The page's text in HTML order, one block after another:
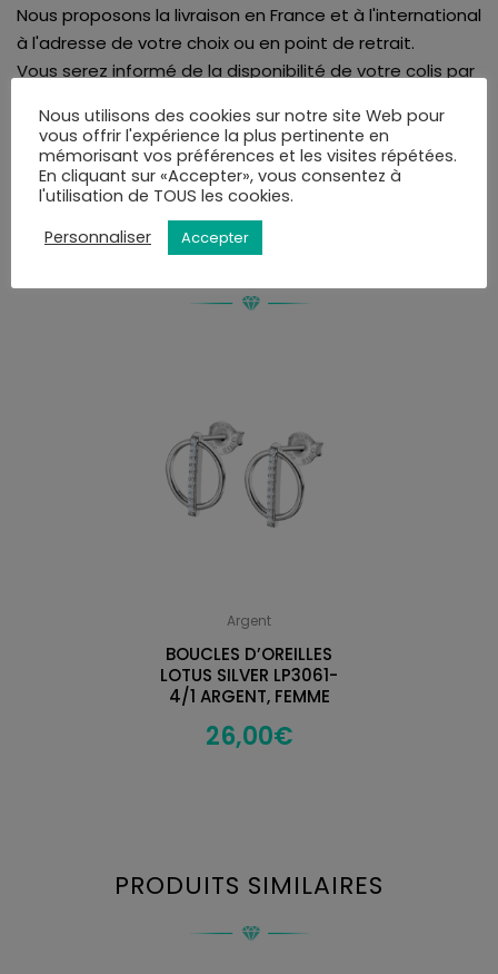
Nous proposons la livraison en France et à l'international
à l'adresse de votre choix ou en point de retrait.
Vous serez informé de la disponibilité de votre colis par
commande.
Vous pourrez choisir le mode de livraison au moment
de la validation du panier.
VOUS AIMEREZ PEUT-ÊTRE AUSSI…
Argent
BOUCLES D’OREILLES
LOTUS SILVER LP3061-
4/1 ARGENT, FEMME
26,00€
PRODUITS SIMILAIRES
Nous utilisons des cookies sur notre site Web pour
vous offrir l'expérience la plus pertinente en
mémorisant vos préférences et les visites répétées.
En cliquant sur «Accepter», vous consentez à
l'utilisation de TOUS les cookies.
Personnaliser
Accepter